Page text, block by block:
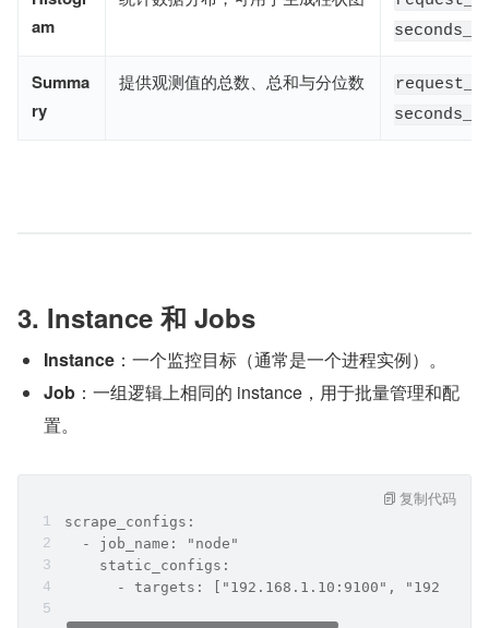
am
Summa
ry
提供观测值的总数、总和与分位数
3. Instance 和 Jobs
Instance ：一个监控目标（通常是一个进程实例）。
Job ：一组逻辑上相同的 instance，用于批量管理和配
置。
scrape_configs:
  - job_name: "node"
    static_configs:
- targets: ["192.168.1.10:9100",
复制代码